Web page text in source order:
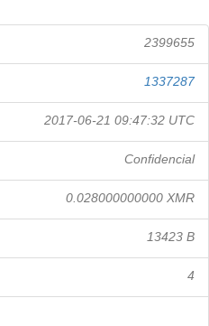
2399655
1337287
2017-06-21 09:47:32 UTC
Confidencial
0.028000000000 XMR
13423 B
4